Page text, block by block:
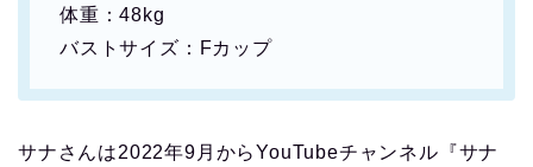
体重：48kg
バストサイズ：Fカップ
サナさんは2022年9月からYouTubeチャンネル『サナ